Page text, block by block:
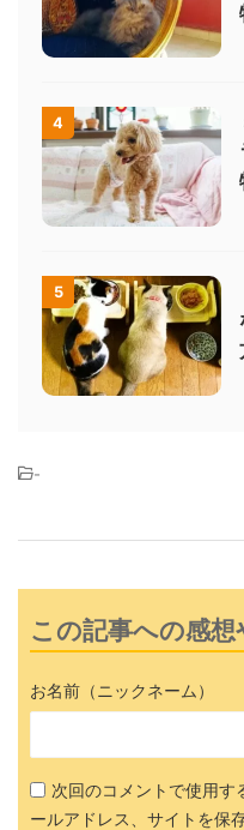
4
5
-
この記事への感
お名前（ニックネーム）
次回のコメントで使用す
ールアドレス、サイトを保存